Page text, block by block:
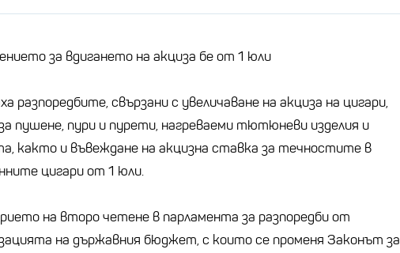
за вдигането на акциза бе от 1 юли
разпоредбите, свързани с увеличаване на акциза на цигари,
пушене, пури и пурети, нагреваеми тютюневи изделия и
както и въвеждане на акцизна ставка за течностите в
цигари от 1 юли.
на второ четене в парламента за разпоредби от
на държавния бюджет, с които се променя Законът за